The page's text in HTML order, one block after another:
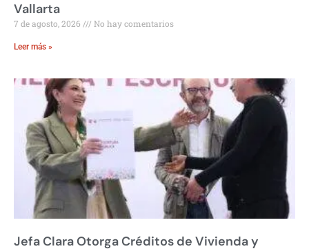
Vallarta
7 de agosto, 2026 No hay comentarios
Leer más »
Jefa Clara Otorga Créditos de Vivienda y